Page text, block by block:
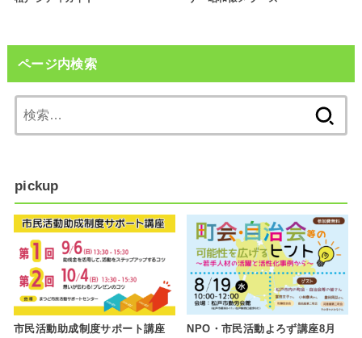
ページ内検索
索:
pickup
市民活動助成制度サポート講座
NPO・市民活動よろず講座8月